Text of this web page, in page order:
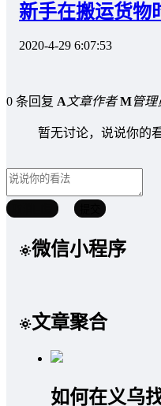
新手在搬运货物
2020-4-29 6:07:53
0 条回复 A文章作者 M管理
暂无讨论，说说你的
微信小程序
文章聚合
如何在义乌